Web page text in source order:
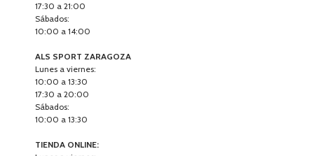
17:30 a 21:00
Sábados:
10:00 a 14:00
ALS SPORT ZARAGOZA
Lunes a viernes:
10:00 a 13:30
17:30 a 20:00
Sábados:
10:00 a 13:30
TIENDA ONLINE: